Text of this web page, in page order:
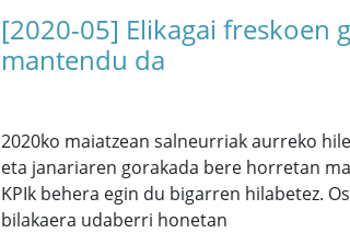
[2020-05] Elikagai freskoen
mantendu da
2020ko maiatzean salneurriak aurreko
eta janariaren gorakada bere horretan
KPIk behera egin du bigarren hilabetez.
bilakaera udaberri honetan